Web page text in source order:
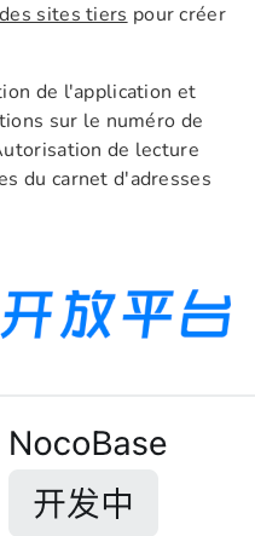
sites tiers pour créer
de l'application et
sur le numéro de
de lecture
du carnet d'adresses